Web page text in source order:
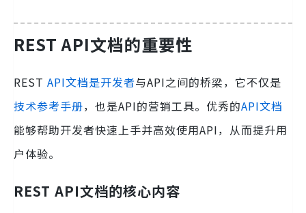
REST API文档的重要性
REST API文档是开发者与API之间的桥梁，它不仅是
技术参考手册，也是API的营销工具。优秀的API文档
能够帮助开发者快速上手并高效使用API，从而提升用
户体验。
REST API文档的核心内容